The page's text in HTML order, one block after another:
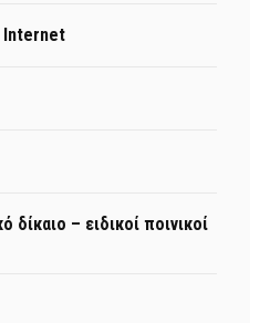
Internet
δίκαιο – ειδικοί ποινικοί